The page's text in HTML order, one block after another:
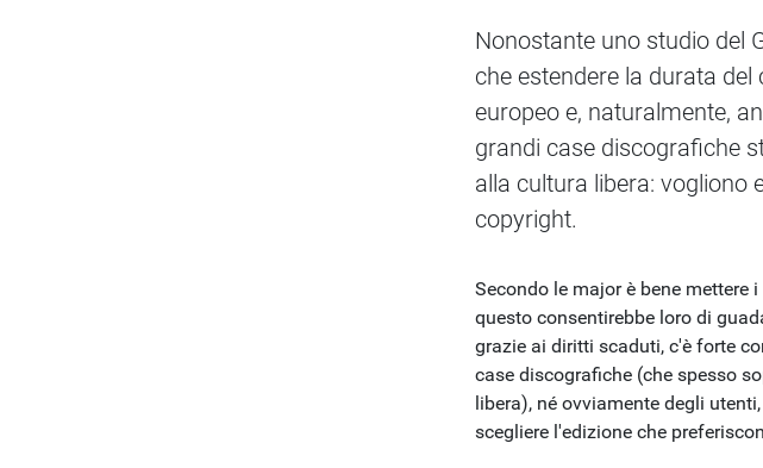
Nonostante uno studio del
che estendere la durata
europeo e, naturalmente,
grandi case discografiche
alla cultura libera: vogliono
copyright.
Secondo le major è bene
questo consentirebbe loro di
grazie ai diritti scaduti, c'è forte
case discografiche (che spesso
libera), né ovviamente degli
scegliere l'edizione che